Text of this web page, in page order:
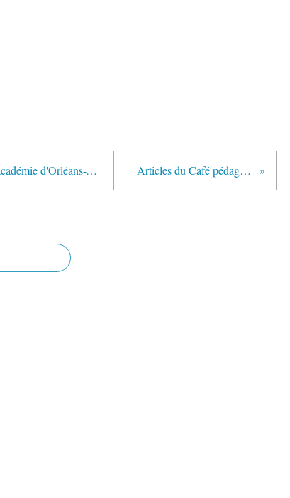
"Suicides d'enseignants dans l'académie d'Orléans-Tours : les syndicats interpellent le ministre" (AFP via VousNousIls.fr) Articles du Café pédagogique sur le décrochage scolaire (2)